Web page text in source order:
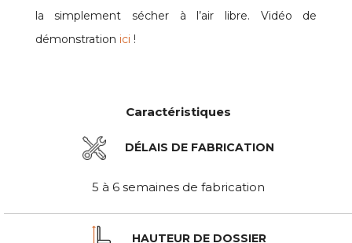
la simplement sécher à l’air libre. Vidéo de
démonstration ici !
Caractéristiques
DÉLAIS DE FABRICATION
5 à 6 semaines de fabrication
HAUTEUR DE DOSSIER